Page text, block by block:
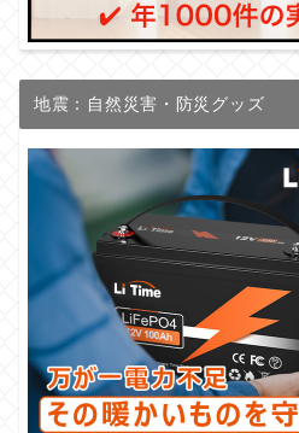
地震：自然災害・防災グッズ